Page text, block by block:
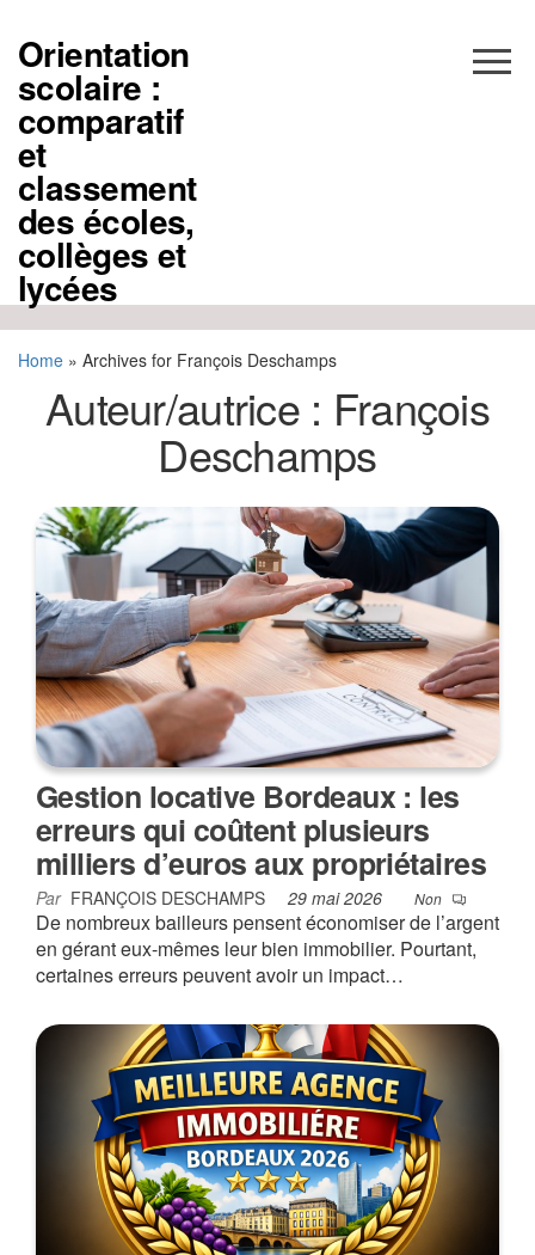
contenu
Orientation
scolaire :
comparatif
et
classement
des écoles,
collèges et
lycées
Home » Archives for François Deschamps
Auteur/autrice : François
Deschamps
Gestion locative Bordeaux : les
erreurs qui coûtent plusieurs
milliers d’euros aux propriétaires
Par FRANÇOIS DESCHAMPS 29 mai 2026 Non
De nombreux bailleurs pensent économiser de l’argent
en gérant eux-mêmes leur bien immobilier. Pourtant,
certaines erreurs peuvent avoir un impact…